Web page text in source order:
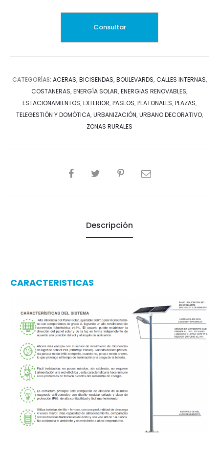
CATEGORÍAS: ACERAS, BICISENDAS, BOULEVARDS, CALLES INTERNAS,
COSTANERAS, ENERGÍA SOLAR, ENERGIAS RENOVABLES,
ESTACIONAMIENTOS, EXTERIOR, PASEOS, PEATONALES, PLAZAS,
TELEGESTIÓN Y DOMÓTICA, URBANIZACIÓN, URBANO DECORATIVO,
ZONAS RURALES
SHARE
Descripción
CARACTERISTICAS